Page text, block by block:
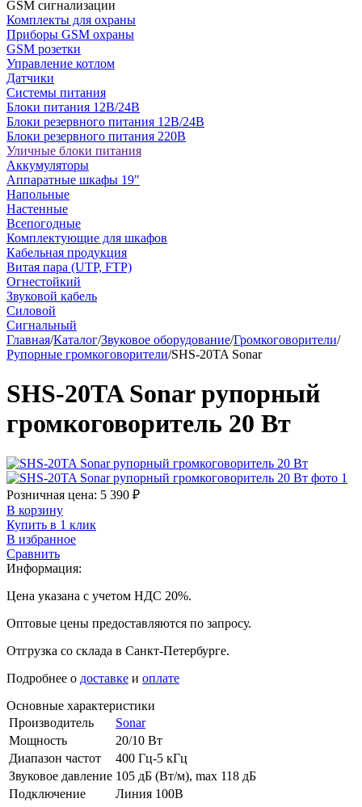
GSM сигнализации
Комплекты для охраны
Приборы GSM охраны
GSM розетки
Управление котлом
Датчики
Системы питания
Блоки питания 12В/24В
Блоки резервного питания 12В/24В
Блоки резервного питания 220В
Уличные блоки питания
Аккумуляторы
Аппаратные шкафы 19"
Напольные
Настенные
Всепогодные
Комплектующие для шкафов
Кабельная продукция
Витая пара (UTP, FTP)
Огнестойкий
Звуковой кабель
Силовой
Сигнальный
Главная/Каталог/Звуковое оборудование/Громкоговорители/
Рупорные громкоговорители/SHS-20TA Sonar
SHS-20TA Sonar рупорный
громкоговоритель 20 Вт
Розничная цена: 5 390 ₽
В корзину
Купить в 1 клик
В избранное
Сравнить
Информация:
Цена указана с учетом НДС 20%.
Оптовые цены предоставляются по запросу.
Отгрузка со склада в Санкт-Петербурге.
Подробнее о доставке и оплате
Основные характеристики
Производитель
Sonar
Мощность
20/10 Вт
Диапазон частот
400 Гц-5 кГц
Звуковое давление 105 дБ (Вт/м), max 118 дБ
Подключение
Линия 100В